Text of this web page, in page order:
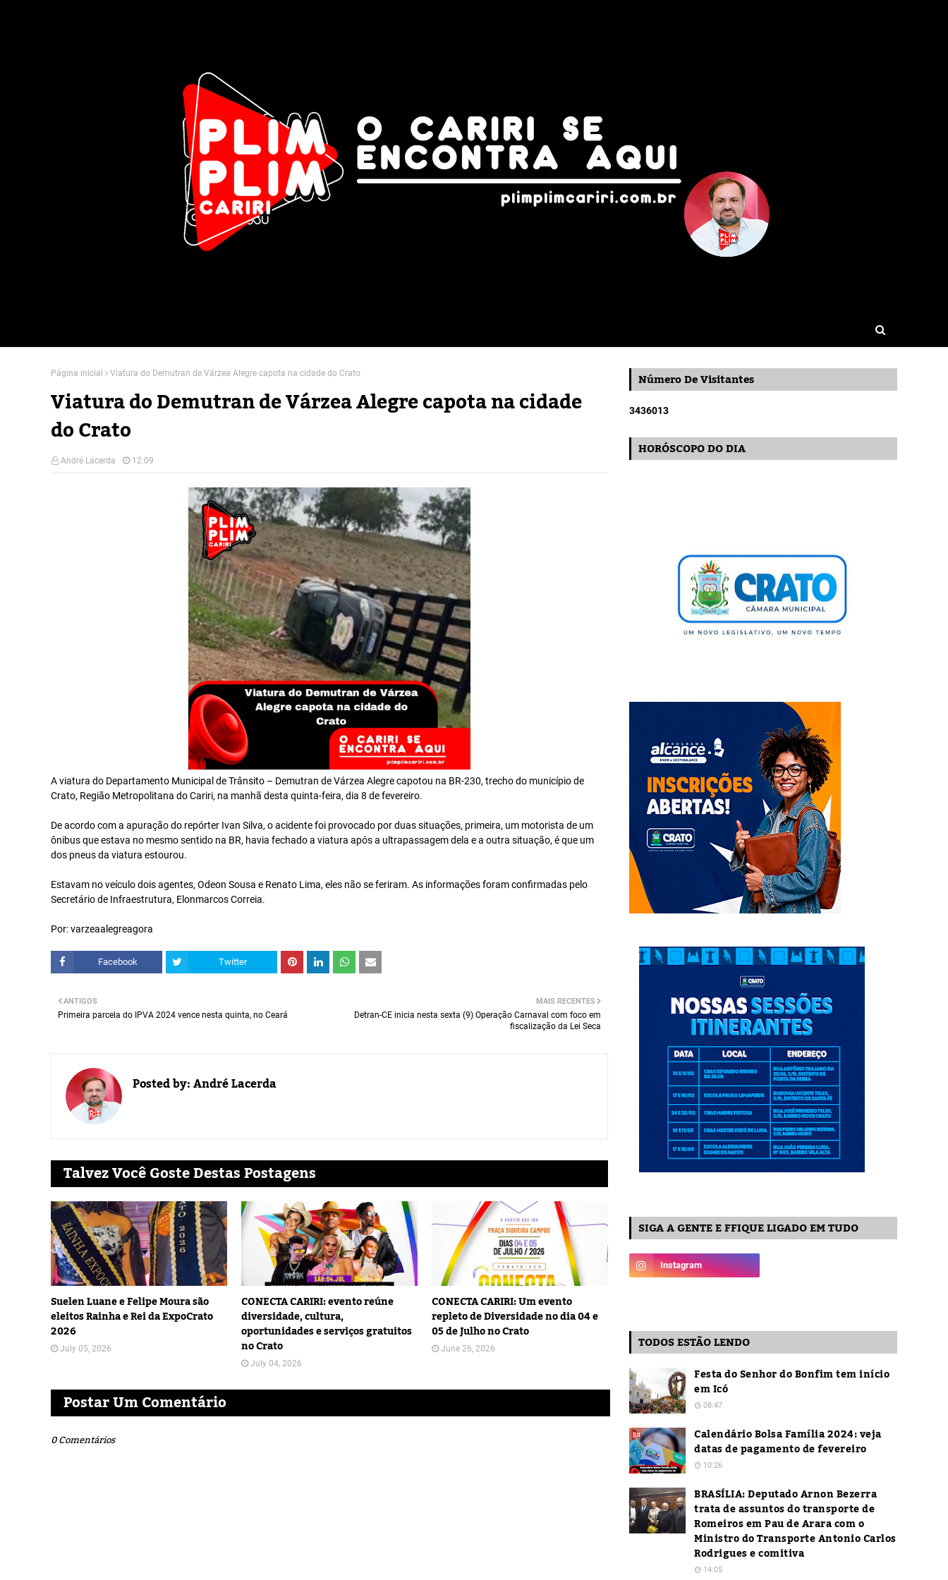
Página inicial Viatura do Demutran de Várzea Alegre capota na cidade do Crato
Viatura do Demutran de Várzea Alegre capota na cidade
do Crato
André Lacerda 12:09
A viatura do Departamento Municipal de Trânsito – Demutran de Várzea Alegre capotou na BR-230, trecho do município de
Crato, Região Metropolitana do Cariri, na manhã desta quinta-feira, dia 8 de fevereiro.
De acordo com a apuração do repórter Ivan Silva, o acidente foi provocado por duas situações, primeira, um motorista de um
ônibus que estava no mesmo sentido na BR, havia fechado a viatura após a ultrapassagem dela e a outra situação, é que um
dos pneus da viatura estourou.
Estavam no veículo dois agentes, Odeon Sousa e Renato Lima, eles não se feriram. As informações foram confirmadas pelo
Secretário de Infraestrutura, Elonmarcos Correia.
Por: varzeaalegreagora
Facebook Twitter
MAIS RECENTES
Detran-CE inicia nesta sexta (9) Operação Carnaval com foco em
fiscalização da Lei Seca
ANTIGOS
Primeira parcela do IPVA 2024 vence nesta quinta, no Ceará
Posted by:André Lacerda
Talvez Você Goste Destas Postagens
Suelen Luane e Felipe Moura são
eleitos Rainha e Rei da ExpoCrato
2026
July 05, 2026
CONECTA CARIRI: evento reúne
diversidade, cultura,
oportunidades e serviços gratuitos
no Crato
July 04, 2026
CONECTA CARIRI: Um evento
repleto de Diversidade no dia 04 e
05 de Julho no Crato
June 26, 2026
Postar Um Comentário
0 Comentários
Número De Visitantes
3436013
HORÓSCOPO DO DIA
SIGA A GENTE E FFIQUE LIGADO EM TUDO
TODOS ESTÃO LENDO
Festa do Senhor do Bonfim tem início
em Icó
08:47
Calendário Bolsa Família 2024: veja
datas de pagamento de fevereiro
10:26
BRASÍLIA: Deputado Arnon Bezerra
trata de assuntos do transporte de
Romeiros em Pau de Arara com o
Ministro do Transporte Antonio Carlos
Rodrigues e comitiva
14:05